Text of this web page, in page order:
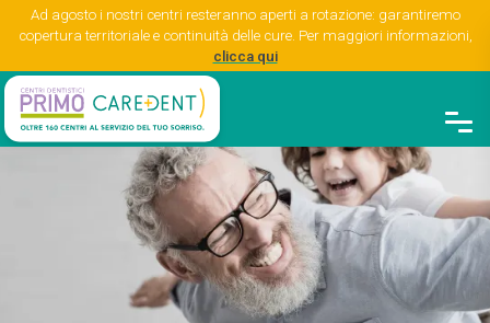
Ad agosto i nostri centri resteranno aperti a rotazione: garantiremo
copertura territoriale e continuità delle cure. Per maggiori informazioni,
clicca qui